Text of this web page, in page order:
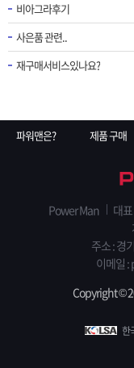
비아그라후기
사은품 관련..
재구매서비스있나요?
파워맨은? 제품 구매
Power Man 대
주소 : 경
이메일
Copyright ©
한